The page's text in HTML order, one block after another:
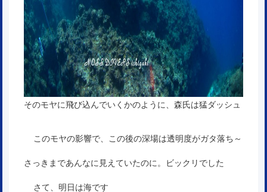
そのモヤに飛び込んでいくかのように、森氏は猛ダッシュ
このモヤの影響で、この後の深場は透明度がガタ落ち～
さっきまであんなに見えていたのに。ビックリでした
さて、明日は海です